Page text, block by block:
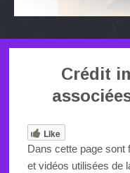
Crédit
Like
Dans cette page sont
et vidéos utilisées de